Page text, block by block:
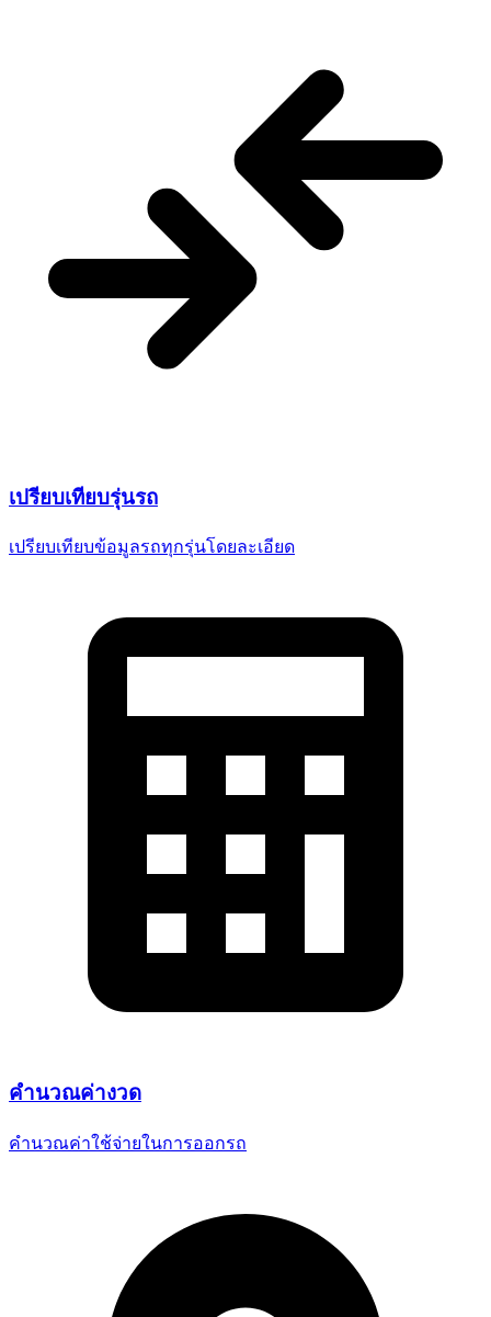
เปรียบเทียบรุ่นรถ
เปรียบเทียบข้อมูลรถทุกรุ่นโดยละเอียด
คำนวณค่างวด
คำนวณค่าใช้จ่ายในการออกรถ